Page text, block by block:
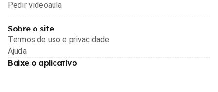
Pedir videoaula
Sobre o site
Termos de uso e privacidade
Ajuda
Baixe o aplicativo